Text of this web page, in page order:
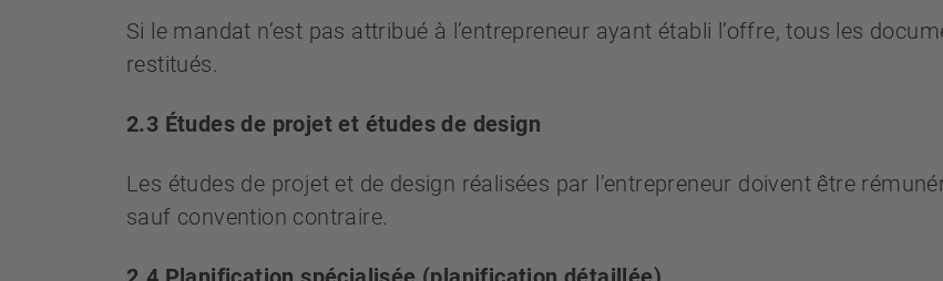
Si le mandat n’est pas attribué à l’entrepreneur ayant établi l’offre, tous les
restitués.
2.3 Études de projet et études de design
Les études de projet et de design réalisées par l’entrepreneur doivent être
sauf convention contraire.